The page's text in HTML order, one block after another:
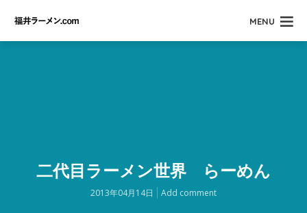
MENU
二代目ラーメン世界 らーめん
2013年04月14日 Add comment